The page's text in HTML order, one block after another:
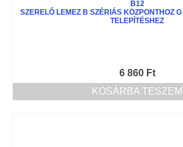
B12
SZERELŐ LEMEZ B SZÉRIÁS KÖZPONTHOZ
TELEPÍTÉSHEZ
6 860 Ft
KOSÁRBA TESZEM